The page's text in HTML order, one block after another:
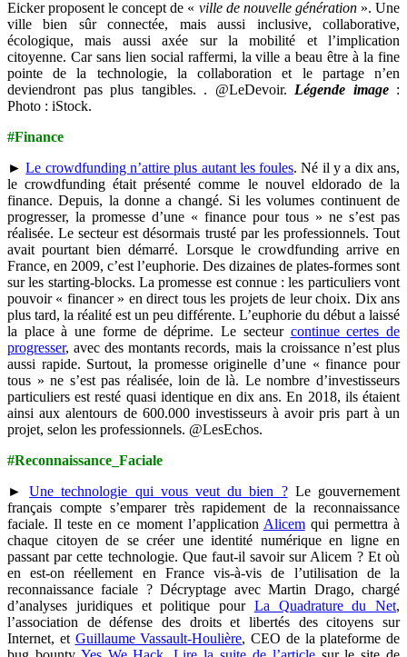
Eicker proposent le concept de « ville de nouvelle génération». Une
ville bien sûr connectée, mais aussi inclusive, collaborative,
écologique, mais aussi axée sur la mobilité et l’implication
citoyenne. Car sans lien social raffermi, la ville a beau être à la fine
pointe de la technologie, la collaboration et le partage n’en
deviendront pas plus tangibles. . @LeDevoir. Légende image:
Photo : iStock.
#Finance
►Le crowdfunding n’attire plus autant les foules.Né il y a dix ans,
le crowdfunding était présenté comme le nouvel eldorado de la
finance. Depuis, la donne a changé. Si les volumes continuent de
progresser, la promesse d’une « finance pour tous » ne s’est pas
réalisée. Le secteur est désormais trusté par les professionnels. Tout
avait pourtant bien démarré. Lorsque le crowdfunding arrive en
France, en 2009, c’est l’euphorie. Des dizaines de plates-formes sont
sur les starting-blocks. La promesse est connue : les particuliers vont
pouvoir « financer » en direct tous les projets de leur choix. Dix ans
plus tard, la réalité est un peu différente. L’euphorie du début a laissé
la place à une forme de déprime. Le secteur continue certes de
progresser, avec des montants records, mais la croissance n’est plus
aussi rapide. Surtout, la promesse originelle d’une « finance pour
tous » ne s’est pas réalisée, loin de là. Le nombre d’investisseurs
particuliers est resté quasi identique en dix ans. En 2018, ils étaient
ainsi aux alentours de 600.000 investisseurs à avoir pris part à un
projet, selon les professionnels. @LesEchos.
#Reconnaissance_Faciale
►Une technologie qui vous veut du bien ? Le gouvernement
français compte s’emparer très rapidement de la reconnaissance
faciale. Il teste en ce moment l’application Alicemqui permettra à
chaque citoyen de se créer une identité numérique en ligne en
passant par cette technologie. Que faut-il savoir sur Alicem ? Et où
en est-on réellement en France vis-à-vis de l’utilisation de la
reconnaissance faciale ? Décryptage avec Martin Drago, chargé
d’analyses juridiques et politique pour La Quadrature du Net,
l’association de défense des droits et libertés des citoyens sur
Internet, et Guillaume Vassault-Houlière, CEO de la plateforme de